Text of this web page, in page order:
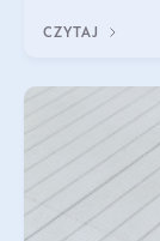
bardziej
CZYTAJ